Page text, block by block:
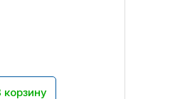
корзину